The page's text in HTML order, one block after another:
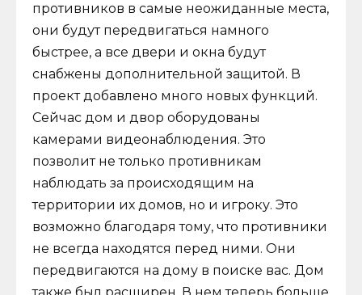
противников в самые неожиданные места,
они будут передвигаться намного
быстрее, а все двери и окна будут
снабжены дополнительной защитой. В
проект добавлено много новых функций.
Сейчас дом и двор оборудованы
камерами видеонаблюдения. Это
позволит не только противникам
наблюдать за происходящим на
территории их домов, но и игроку. Это
возможно благодаря тому, что противники
не всегда находятся перед ними. Они
передвигаются на дому в поиске вас. Дом